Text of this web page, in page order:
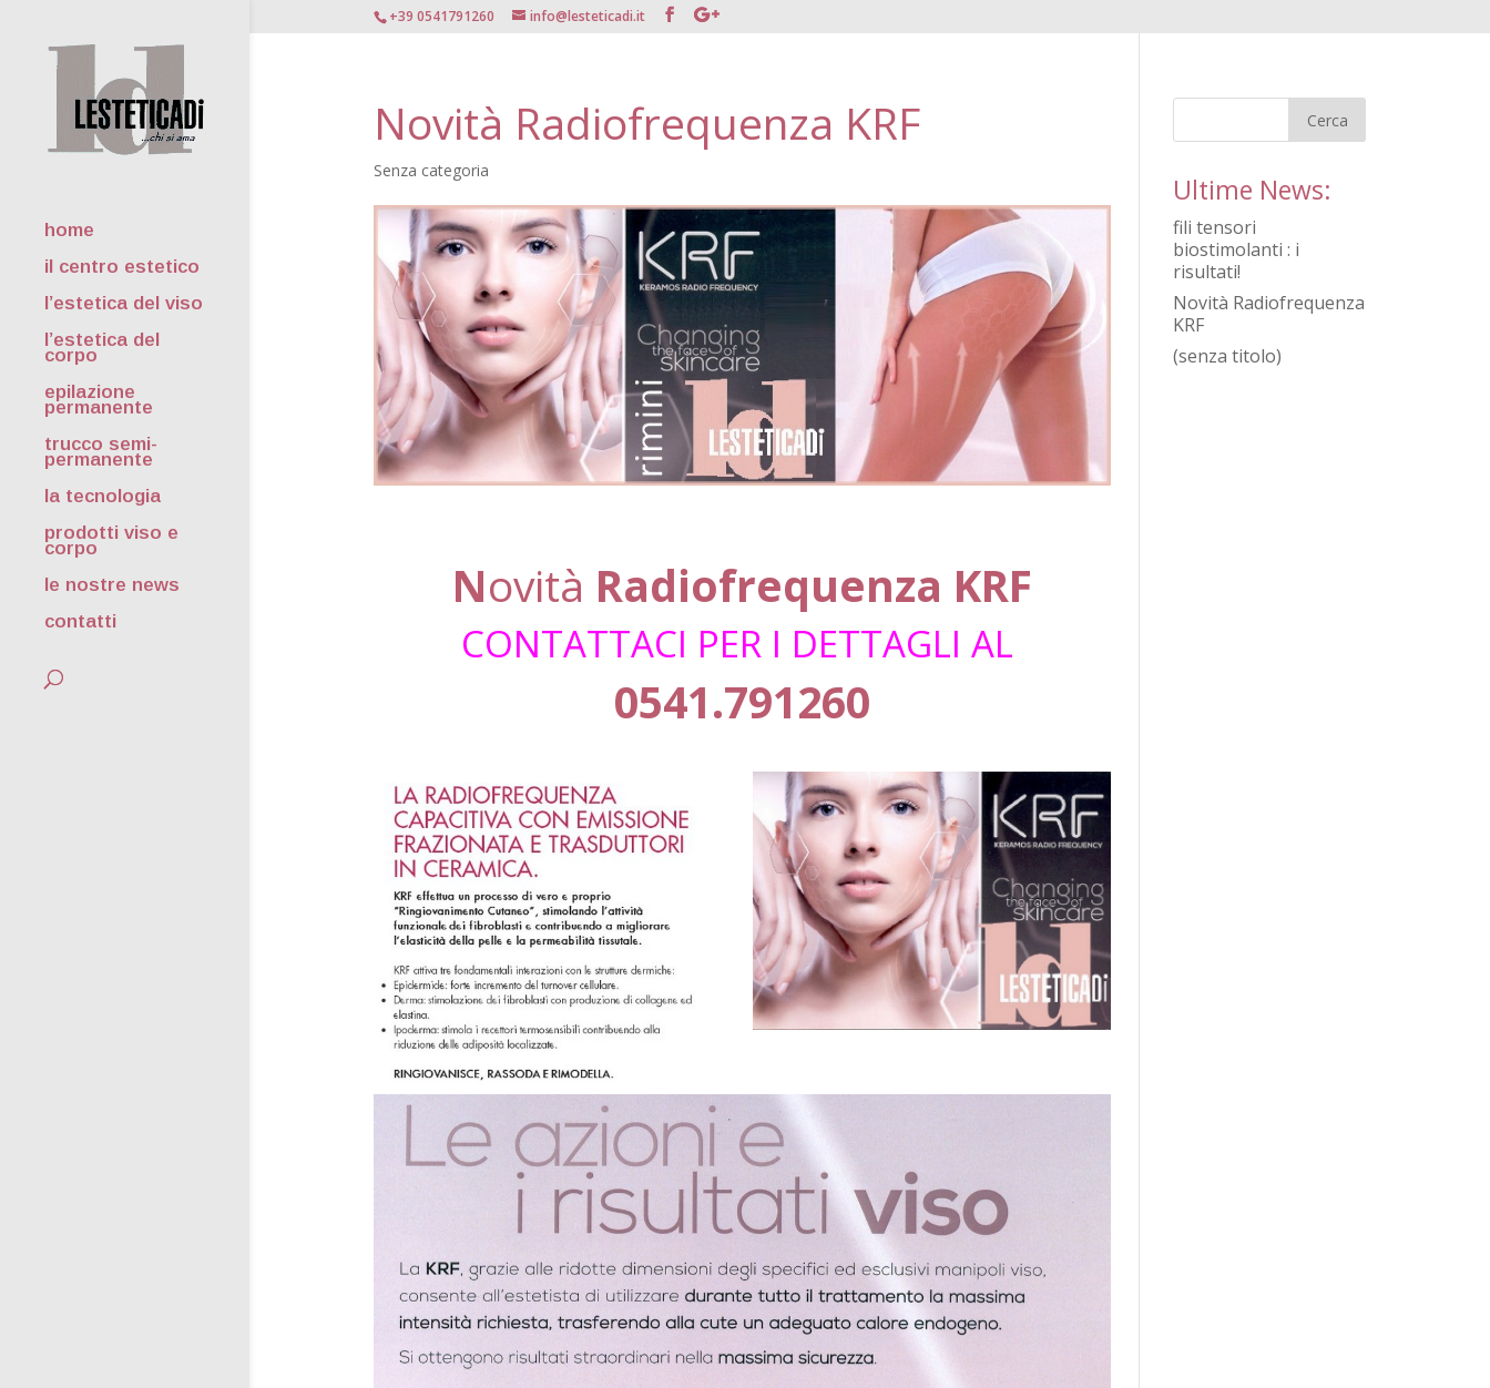
+39 0541791260 info@lesteticadi.it
home
il centro estetico
l’estetica del viso
l’estetica del
corpo
epilazione
permanente
trucco semi-
permanente
la tecnologia
prodotti viso e
corpo
le nostre news
contatti
Novità Radiofrequenza KRF
Senza categoria
Novità Radiofrequenza KRF
CONTATTACI PER I DETTAGLI AL
0541.791260
Ultime News:
fili tensori
biostimolanti : i
risultati!
Novità Radiofrequenza
KRF
(senza titolo)